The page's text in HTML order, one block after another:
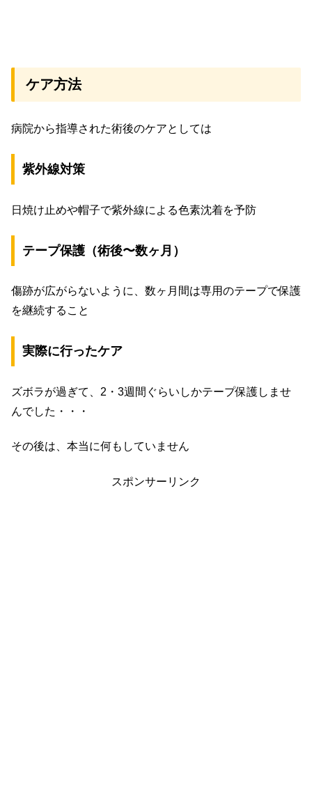
ケア方法
病院から指導された術後のケアとしては
紫外線対策
日焼け止めや帽子で紫外線による色素沈着を予防
テープ保護（術後〜数ヶ月）
傷跡が広がらないように、数ヶ月間は専用のテープで保護
を継続すること
実際に行ったケア
ズボラが過ぎて、2・3週間ぐらいしかテープ保護しませ
んでした・・・
その後は、本当に何もしていません
スポンサーリンク